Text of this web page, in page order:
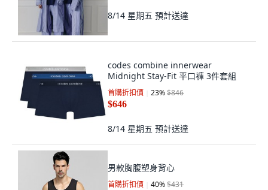
8/14 星期五 預計送達
codes combine innerwear
Midnight Stay-Fit 平口褲 3件套組
首購折扣價 23%$846
$646
8/14 星期五 預計送達
男款胸腹塑身背心
首購折扣價 40%$431